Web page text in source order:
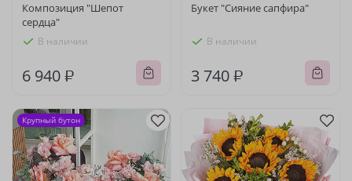
Композиция "Шепот
сердца"
В наличии
6 940 ₽
Букет "Сияние сапфира"
В наличии
3 740 ₽
Крупный бутон